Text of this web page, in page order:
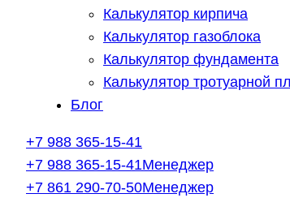
Калькулятор кирпича
Калькулятор газоблока
Калькулятор фундамента
Калькулятор тротуарной
Блог
+7 988 365-15-41
+7 988 365-15-41Менеджер
+7 861 290-70-50Менеджер